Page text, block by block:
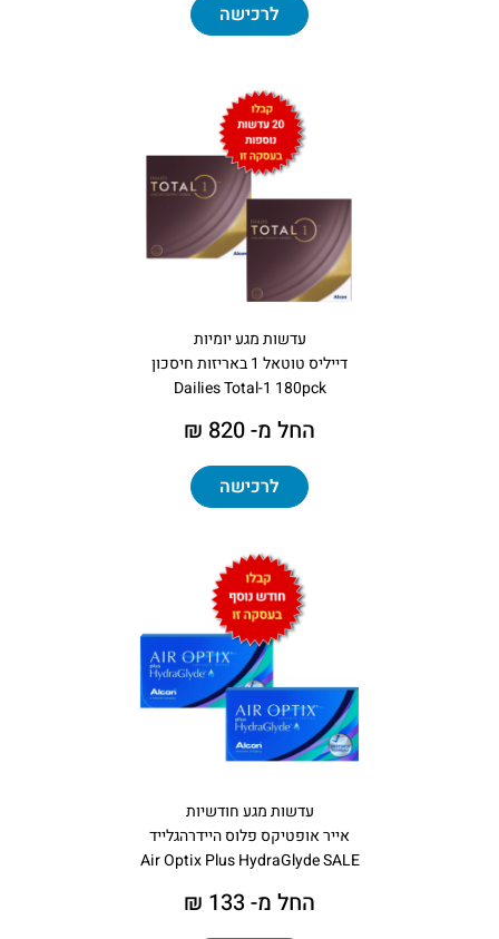
לרכישה
עדשות מגע יומיות
דייליס טוטאל 1 באריזות חיסכון
Dailies Total-1 180pck
החל מ- 820 ₪
לרכישה
עדשות מגע חודשיות
אייר אופטיקס פלוס היידרהגלייד
Air Optix Plus HydraGlyde SALE
החל מ- 133 ₪